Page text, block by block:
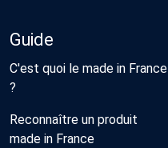
Guide
C'est quoi le made in France
?
Reconnaître un produit
made in France